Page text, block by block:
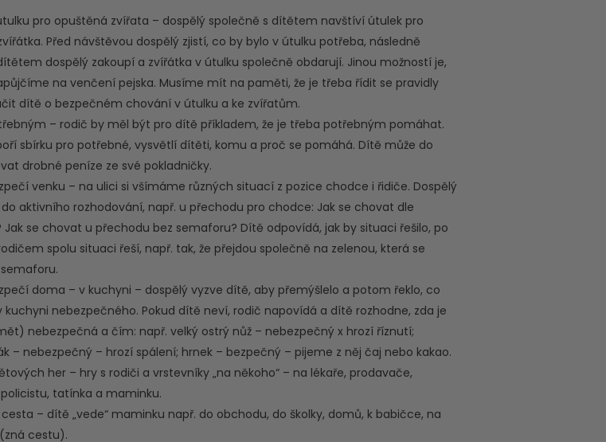
pro opuštěná zvířata – dospělý společně s dítětem navštíví útulek pro
Před návštěvou dospělý zjistí, co by bylo v útulku potřeba, následně
dospělý zakoupí a zvířátka v útulku společně obdarují. Jinou možností je,
na venčení pejska. Musíme mít na paměti, že je třeba řídit se pravidly
dítě o bezpečném chování v útulku a ke zvířatům.
– rodič by měl být pro dítě příkladem, že je třeba potřebným pomáhat.
sbírku pro potřebné, vysvětlí dítěti, komu a proč se pomáhá. Dítě může do
drobné peníze ze své pokladničky.
venku – na ulici si všímáme různých situací z pozice chodce i řidiče. Dospělý
aktivního rozhodování, např. u přechodu pro chodce: Jak se chovat dle
se chovat u přechodu bez semaforu? Dítě odpovídá, jak by situaci řešilo, po
spolu situaci řeší, např. tak, že přejdou společně na zelenou, která se
doma – v kuchyni – dospělý vyzve dítě, aby přemýšlelo a potom řeklo, co
kuchyni nebezpečného. Pokud dítě neví, rodič napovídá a dítě rozhodne, zda je
nebezpečná a čím: např. velký ostrý nůž – nebezpečný x hrozí říznutí;
– nebezpečný – hrozí spálení; hrnek – bezpečný – pijeme z něj čaj nebo kakao.
her – hry s rodiči a vrstevníky „na někoho“ – na lékaře, prodavače,
tatínka a maminku.
– dítě „vede“ maminku např. do obchodu, do školky, domů, k babičce, na
cestu).